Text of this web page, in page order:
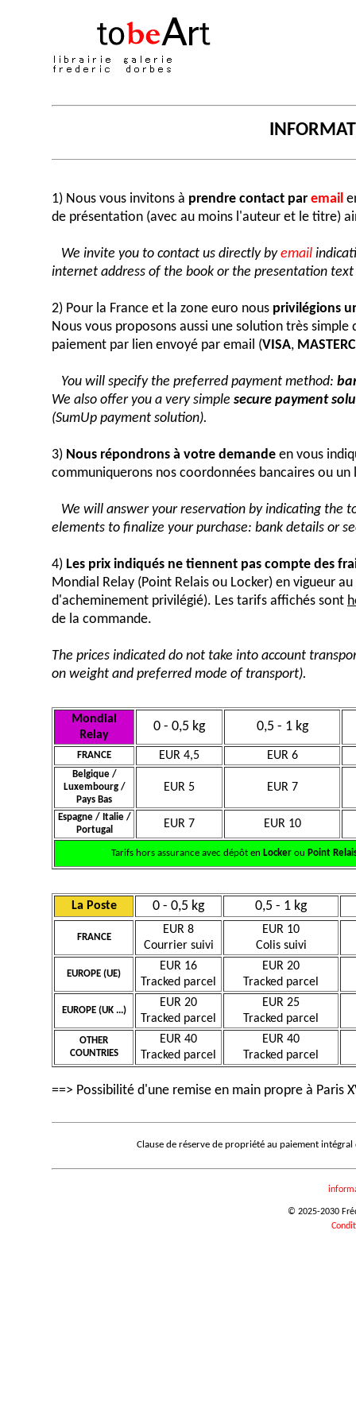
1) Nous vous invitons à prendre contact par email
de présentation (avec au moins l'auteur et le titre)
We invite you to contact us directly byemail
internet address of the book or the presentation
2) Pour la France et la zone euro nous privilégions
Nous vous proposons aussi une solution très simple
paiement par lien envoyé par email (VISA,
You will specify the preferred payment method:
We also offer you a very simple secure payment
(SumUp payment solution).
3) Nous répondrons à votre demande en vous
communiquerons nos coordonnées bancaires ou
We will answer your reservation by indicating the
elements to finalize your purchase: bank details or
4) Les prix indiqués ne tiennent pas compte des
Mondial Relay (Point Relais ou Locker) en vigueur
d'acheminement privilégié). Les tarifs affichés sont
de la commande.
The prices indicated do not take into account
on weight and preferred mode of transport).
Mondial
Relay
0 - 0,5 kg 0,5 - 1 kg
FRANCE EUR 4,5 EUR 6
Belgique /
Luxembourg /
Pays Bas
EUR 5 EUR 7
Espagne / Italie /
Portugal
EUR 7 EUR 10
Tarifs hors assurance avec dépôt en Lockerou Point
La Poste 0 - 0,5 kg 0,5 - 1 kg
FRANCE
EUR 8
Courrier suivi
EUR 10
Colis suivi
EUROPE (UE)
EUR 16
Tracked parcel
EUR 20
Tracked parcel
EUROPE (UK ...)
EUR 20
Tracked parcel
EUR 25
Tracked parcel
OTHER
COUNTRIES
EUR 40
Tracked parcel
EUR 40
Tracked parcel
==> Possibilité d'une remise en main propre à Paris
Clause de réserve de propriété au paiement
© 2025-2030